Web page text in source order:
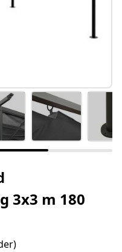
3x3 m 180